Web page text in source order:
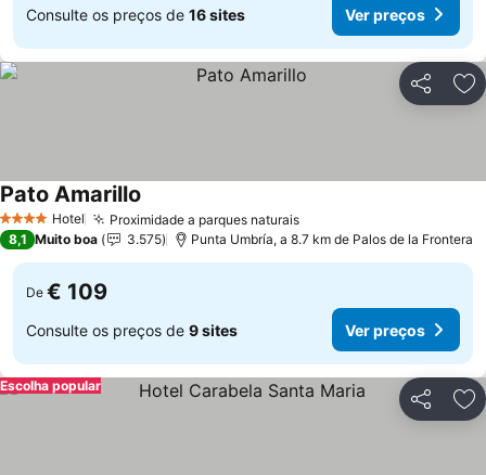
Consulte os preços de 16 sites Ver preços
Partilhar
4 EstrelasHotel Proximidade a parques naturais
Pato Amarillo
8,1 Muito boa 3.575 Punta Umbría, a 8.7 km de Palos de la Frontera
De € 109
Consulte os preços de 9 sites Ver preços
Partilhar
Escolha popular